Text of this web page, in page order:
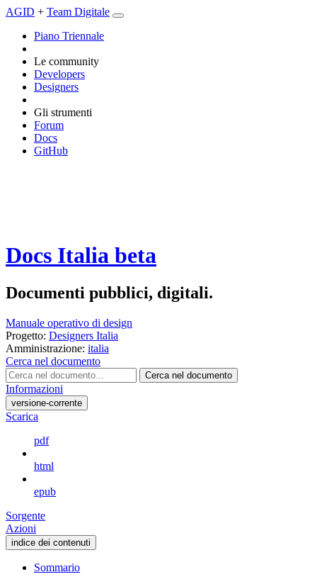
AGID + Team Digitale
Piano Triennale
Le community
Developers
Designers
Gli strumenti
Forum
Docs
GitHub
Docs Italia beta
Documenti pubblici, digitali.
Manuale operativo di design
Progetto: Designers Italia
Amministrazione: italia
Cerca nel documento
Cerca nel documento
Informazioni
versione-corrente
Scarica
pdf
html
epub
Sorgente
Azioni
indice dei contenuti
Sommario